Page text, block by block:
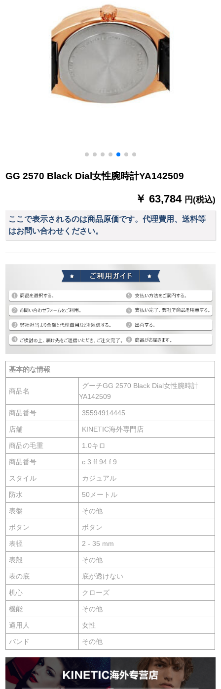
GG 2570 Black Dial女性腕時計YA142509
￥ 63,784 円(税込)
ここで表示されるのは商品原価です。代理費用、送料等
はお問い合わせください。
基本的な情報
商品名
グーチGG 2570 Black Dial女性腕時計
YA142509
商品番号 35594914445
店舗 KINETIC海外専門店
商品の毛重 1.0キロ
商品番号 c 3 ff 94 f 9
スタイル カジュアル
防水 50メートル
表盤 その他
ボタン ボタン
表径 2 - 35 mm
表殻 その他
表の底 底が透けない
机心 クローズ
機能 その他
適用人 女性
バンド その他